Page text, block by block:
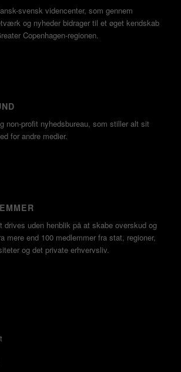
svensk videncenter, som gennem
og nyheder bidrager til et øget kendskab
Copenhagen-regionen.
non-profit nyhedsbureau, som stiller alt sit
for andre medier.
uden henblik på at skabe overskud og
mere end 100 medlemmer fra stat, regioner,
og det private erhvervsliv.